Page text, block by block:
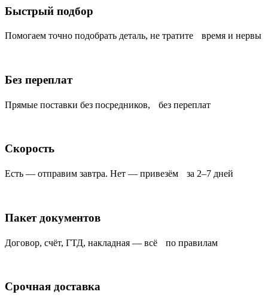
Быстрый подбор
Помогаем точно подобрать деталь, не тратите время и нервы
Без переплат
Прямые поставки без посредников, без переплат
Скорость
Есть — отправим завтра. Нет — привезём за 2–7 дней
Пакет документов
Договор, счёт, ГТД, накладная — всё по правилам
Срочная доставка